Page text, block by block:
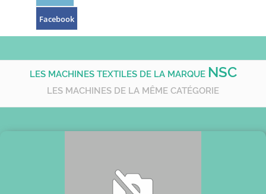
Facebook
LES MACHINES TEXTILES DE LA MARQUE NSC
LES MACHINES DE LA MÊME CATÉGORIE